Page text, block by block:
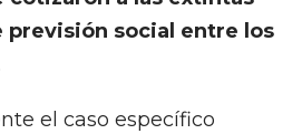
previsión social entre los
el caso específico